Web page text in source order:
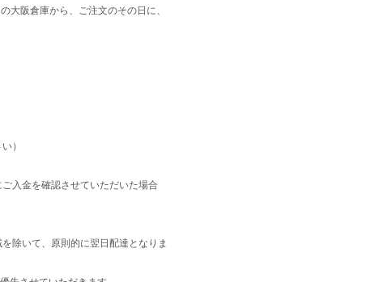
阪倉庫から、ご注文のその日に、
）
入金を確認させていただいた場合
除いて、原則的に翌日配達となりま